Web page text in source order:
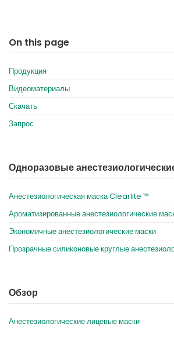
On this page
Продукция
Видеоматериалы
Скачать
Запрос
Одноразовые
Анестезиологическая маска Clearlite ™
Ароматизированные анестезиологические
Экономичные анестезиологические маски
Прозрачные силиконовые круглые
Обзор
Анестезиологические лицевые маски